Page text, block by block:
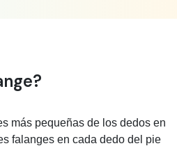
sobre Falange
más pequeñas de los dedos en
falanges en cada dedo del pie